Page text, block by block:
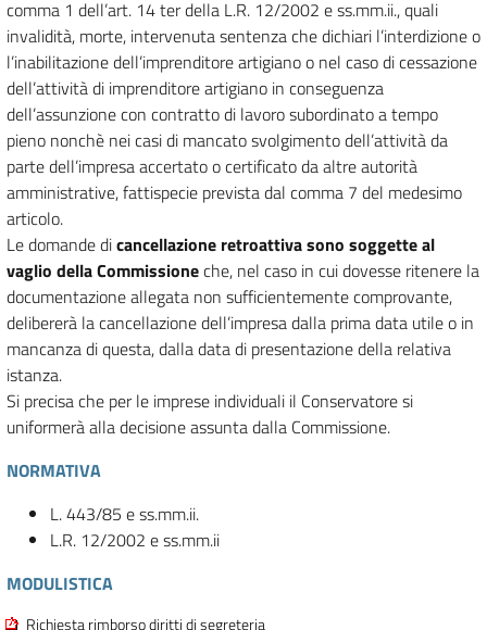
comma 1 dell’art. 14 ter della L.R. 12/2002 e ss.mm.ii., quali
invalidità, morte, intervenuta sentenza che dichiari l’interdizione o
l’inabilitazione dell’imprenditore artigiano o nel caso di cessazione
dell’attività di imprenditore artigiano in conseguenza
dell’assunzione con contratto di lavoro subordinato a tempo
pieno nonchè nei casi di mancato svolgimento dell’attività da
parte dell’impresa accertato o certificato da altre autorità
amministrative, fattispecie prevista dal comma 7 del medesimo
articolo.
Le domande dicancellazione retroattiva sono soggette al
vaglio della Commissioneche, nel caso in cui dovesse ritenere la
documentazione allegata non sufficientemente comprovante,
delibererà la cancellazione dell’impresa dalla prima data utile o in
mancanza di questa, dalla data di presentazione della relativa
istanza.
Si precisa che per le imprese individuali il Conservatore si
uniformerà alla decisione assunta dalla Commissione.
NORMATIVA
L. 443/85 e ss.mm.ii.
L.R. 12/2002 e ss.mm.ii
MODULISTICA
Richiesta rimborso diritti di segreteria